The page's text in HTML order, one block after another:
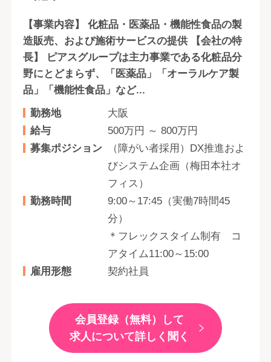
【事業内容】 化粧品・医薬品・機能性食品の製
造販売、および施術サービスの提供 【会社の特
長】 ピアスグループは主力事業である化粧品分
野にとどまらず、「医薬品」「オーラルケア製
品」「機能性食品」など...
勤務地
大阪
給与
500万円 ～ 800万円
募集ポジション
（障がい者採用）DX推進およ
びシステム企画（梅田本社オ
フィス）
勤務時間
9:00～17:45（実働7時間45
分）
＊フレックスタイム制有 コ
アタイム11:00～15:00
雇用形態
契約社員
会員登録（無料）して
求人について詳しく聞く